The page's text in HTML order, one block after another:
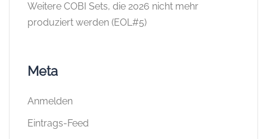
Weitere COBI Sets, die 2026 nicht mehr
produziert werden (EOL#5)
Meta
Anmelden
Eintrags-Feed